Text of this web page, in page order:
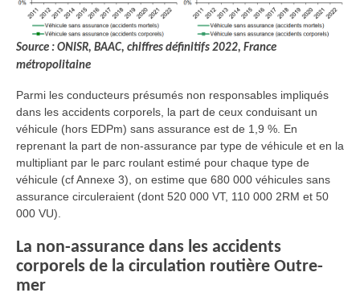
Source : ONISR, BAAC, chiffres définitifs 2022, France
métropolitaine
Parmi les conducteurs présumés non responsables impliqués
dans les accidents corporels, la part de ceux conduisant un
véhicule (hors EDPm) sans assurance est de 1,9 %. En
reprenant la part de non-assurance par type de véhicule et en la
multipliant par le parc roulant estimé pour chaque type de
véhicule (cf Annexe 3), on estime que 680 000 véhicules sans
assurance circuleraient (dont 520 000 VT, 110 000 2RM et 50
000 VU).
La non-assurance dans les accidents
corporels de la circulation routière Outre-
mer